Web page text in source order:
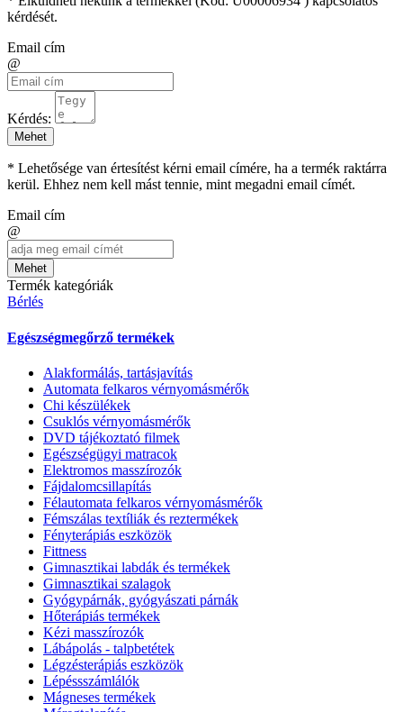
kérdését.
Email cím
@
Kérdés:
Mehet
* Lehetősége van értesítést kérni email címére, ha a termék raktárra
kerül. Ehhez nem kell mást tennie, mint megadni email címét.
Email cím
@
Mehet
Termék kategóriák
Bérlés
Egészségmegőrző termékek
Alakformálás, tartásjavítás
Automata felkaros vérnyomásmérők
Chi készülékek
Csuklós vérnyomásmérők
DVD tájékoztató filmek
Egészségügyi matracok
Elektromos masszírozók
Fájdalomcsillapítás
Félautomata felkaros vérnyomásmérők
Fémszálas textíliák és reztermékek
Fényterápiás eszközök
Fittness
Gimnasztikai labdák és termékek
Gimnasztikai szalagok
Gyógypárnák, gyógyászati párnák
Hőterápiás termékek
Kézi masszírozók
Lábápolás - talpbetétek
Légzésterápiás eszközök
Lépéssszámlálók
Mágneses termékek